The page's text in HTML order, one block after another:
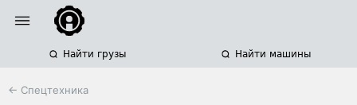
Найти грузы Найти машины
← Спецтехника